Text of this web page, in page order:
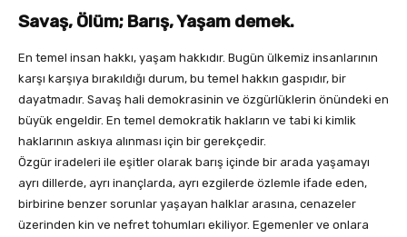
Savaş, Ölüm; Barış, Yaşam demek.
En temel insan hakkı, yaşam hakkıdır. Bugün ülkemiz insanlarının
karşı karşıya bırakıldığı durum, bu temel hakkın gaspıdır, bir
dayatmadır. Savaş hali demokrasinin ve özgürlüklerin önündeki en
büyük engeldir. En temel demokratik hakların ve tabi ki kimlik
haklarının askıya alınması için bir gerekçedir.
Özgür iradeleri ile eşitler olarak barış içinde bir arada yaşamayı
ayrı dillerde, ayrı inançlarda, ayrı ezgilerde özlemle ifade eden,
birbirine benzer sorunlar yaşayan halklar arasına, cenazeler
üzerinden kin ve nefret tohumları ekiliyor. Egemenler ve onlara